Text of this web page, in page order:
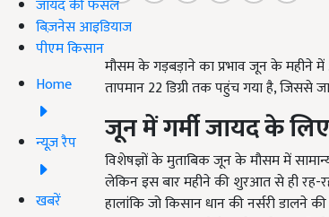
जायद की फसल
बिज़नेस आइडियाज
पीएम किसान
Home
न्यूज़ रैप
खबरें
मौसम के गड़बड़ाने का प्रभाव जून के महीने
तापमान 22 डिग्री तक पहुंच गया है, जिससे
जून में गर्मी जायद के
विशेषज्ञों के मुताबिक जून के मौसम में
लेकिन इस बार महीने की शुरआत से ही रह-
हालांकि जो किसान धान की नर्सरी डालने